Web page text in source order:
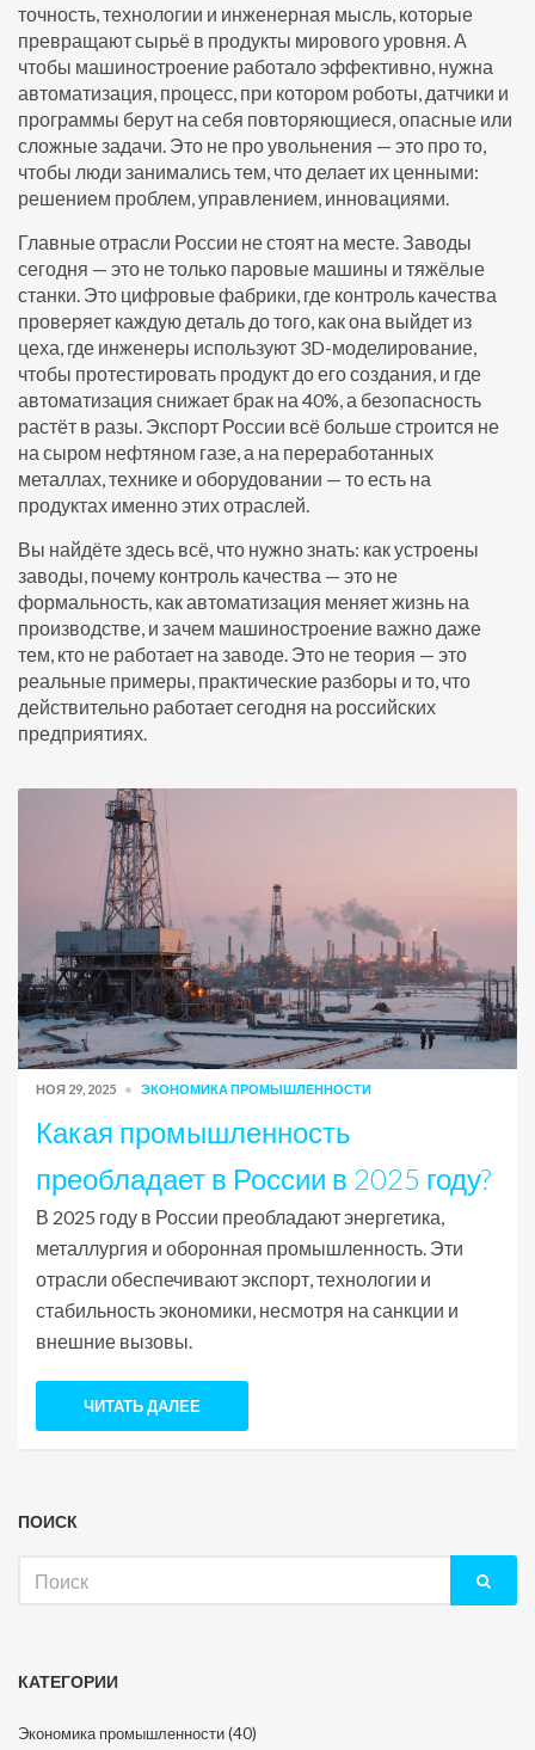
точность, технологии и инженерная мысль, которые
превращают сырьё в продукты мирового уровня. А
чтобы машиностроение работало эффективно, нужна
автоматизация, процесс, при котором роботы, датчики и
программы берут на себя повторяющиеся, опасные или
сложные задачи. Это не про увольнения — это про то,
чтобы люди занимались тем, что делает их ценными:
решением проблем, управлением, инновациями.
Главные отрасли России не стоят на месте. Заводы
сегодня — это не только паровые машины и тяжёлые
станки. Это цифровые фабрики, где контроль качества
проверяет каждую деталь до того, как она выйдет из
цеха, где инженеры используют 3D-моделирование,
чтобы протестировать продукт до его создания, и где
автоматизация снижает брак на 40%, а безопасность
растёт в разы. Экспорт России всё больше строится не
на сыром нефтяном газе, а на переработанных
металлах, технике и оборудовании — то есть на
продуктах именно этих отраслей.
Вы найдёте здесь всё, что нужно знать: как устроены
заводы, почему контроль качества — это не
формальность, как автоматизация меняет жизнь на
производстве, и зачем машиностроение важно даже
тем, кто не работает на заводе. Это не теория — это
реальные примеры, практические разборы и то, что
действительно работает сегодня на российских
предприятиях.
НОЯ 29, 2025 ЭКОНОМИКА ПРОМЫШЛЕННОСТИ
Какая промышленность
преобладает в России в 2025 году?
В 2025 году в России преобладают энергетика,
металлургия и оборонная промышленность. Эти
отрасли обеспечивают экспорт, технологии и
стабильность экономики, несмотря на санкции и
внешние вызовы.
ЧИТАТЬ ДАЛЕЕ
ПОИСК
КАТЕГОРИИ
Экономика промышленности(40)